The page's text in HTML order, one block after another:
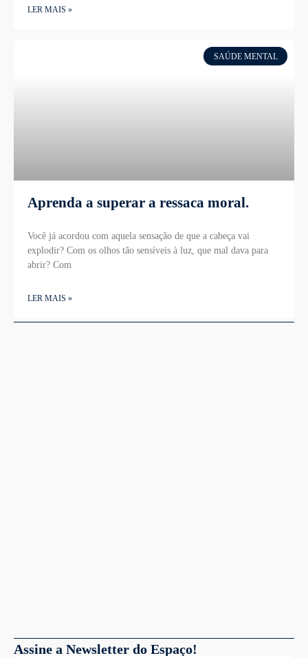
LER MAIS »
SAÚDE MENTAL
Aprenda a superar a ressaca moral.
Você já acordou com aquela sensação de que a cabeça vai
explodir? Com os olhos tão sensíveis à luz, que mal dava para
abrir? Com
LER MAIS »
Assine a Newsletter do Espaço!